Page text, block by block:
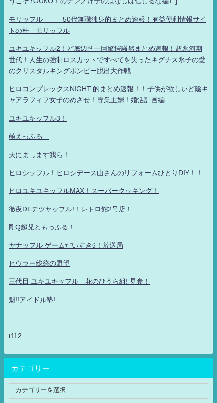
モリッフル！ 50代無職独身的まとめ速報！有益便利情報サイ
トの杜 モリッフル
ユキユキッフル2！ど底辺的一同驚愕騒然まとめ速報！超氷河期
世代！人生の強制ロスカットですべてを失ったキグナス氷子の愛
のクリスタルキングボンビー脱出大作戦
ヒロコンプレックスNIGHT 的まとめ速報！！子供が欲しいど陰キ
ャアラフィフ女子のめざせ！専業主婦！婚活計画編
ユキユキッフル3！
萌えっふる！
天にまします我ら！
ヒロシッフル！ヒロシデース山さんのリフォームひとりDIY！！
ヒロユキユキッフルMAX！スーパークッキング！
徹夜DEテツヤッフル!！レトロ館2号店！
剛Q超児ともっふる！
ヤナッフル ゲームだいすき6！放送局
ヒウラー総統の野望
三代目 ユキユキッフル 花のひうら組! 見参！
魁!!アイドル塾!
t112
カテゴリー